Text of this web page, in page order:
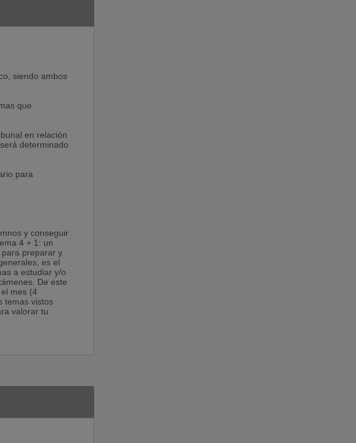
siendo ambos
que
en relación
determinado
para
y conseguir
4 + 1: un
preparar y
es el
a estudiar y/o
De este
mes (4
temas vistos
valorar tu